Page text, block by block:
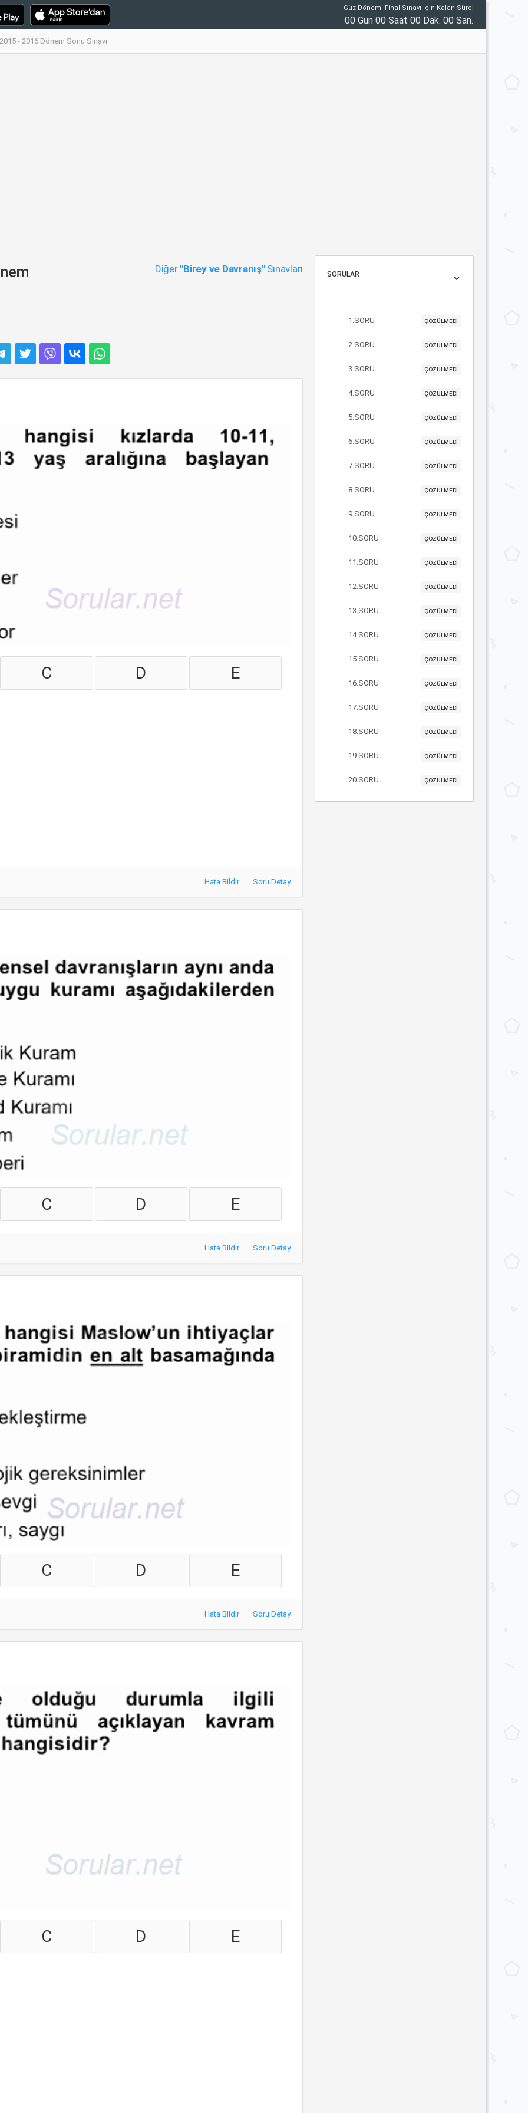
Güz Dönemi Final Sınavı İçin Kalan Süre:
00 Gün 00 Saat 00 Dak. 00 San.
- 2016 Dönem Sonu Sınavı
Diğer "Birey ve Davranış"Sınavları
C D E
Hata Bildir Soru Detay
C D E
Hata Bildir Soru Detay
C D E
Hata Bildir Soru Detay
C D E
SORULAR
1.SORU ÇÖZÜLMEDİ
2.SORU ÇÖZÜLMEDİ
3.SORU ÇÖZÜLMEDİ
4.SORU ÇÖZÜLMEDİ
5.SORU ÇÖZÜLMEDİ
6.SORU ÇÖZÜLMEDİ
7.SORU ÇÖZÜLMEDİ
8.SORU ÇÖZÜLMEDİ
9.SORU ÇÖZÜLMEDİ
10.SORU ÇÖZÜLMEDİ
11.SORU ÇÖZÜLMEDİ
12.SORU ÇÖZÜLMEDİ
13.SORU ÇÖZÜLMEDİ
14.SORU ÇÖZÜLMEDİ
15.SORU ÇÖZÜLMEDİ
16.SORU ÇÖZÜLMEDİ
17.SORU ÇÖZÜLMEDİ
18.SORU ÇÖZÜLMEDİ
19.SORU ÇÖZÜLMEDİ
20.SORU ÇÖZÜLMEDİ